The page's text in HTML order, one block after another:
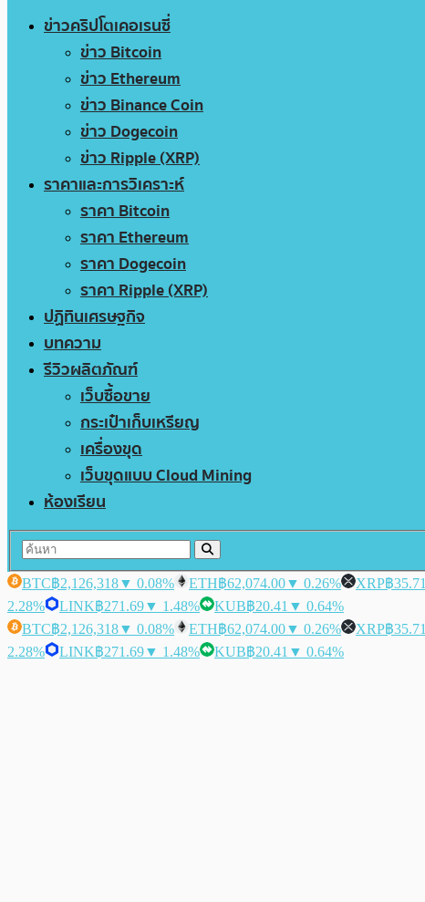
ข่าวคริปโตเคอเรนซี่
ข่าว Bitcoin
ข่าว Ethereum
ข่าว Binance Coin
ข่าว Dogecoin
ข่าว Ripple (XRP)
ราคาและการวิเคราะห์
ราคา Bitcoin
ราคา Ethereum
ราคา Dogecoin
ราคา Ripple (XRP)
ปฏิทินเศรษฐกิจ
บทความ
รีวิวผลิตภัณฑ์
เว็บซื้อขาย
กระเป๋าเก็บเหรียญ
เครื่องขุด
เว็บขุดแบบ Cloud Mining
ห้องเรียน
BTC฿2,126,318▼ 0.08% ETH฿62,074.00▼ 0.26% XRP฿35.71
2.28%
LINK฿271.69▼ 1.48% KUB฿20.41 ▼ 0.64%
BTC฿2,126,318▼ 0.08% ETH฿62,074.00▼ 0.26% XRP฿35.71
2.28%
LINK฿271.69▼ 1.48% KUB฿20.41 ▼ 0.64%